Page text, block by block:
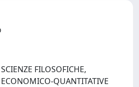
FILOSOFICHE,
QUANTITATIVE